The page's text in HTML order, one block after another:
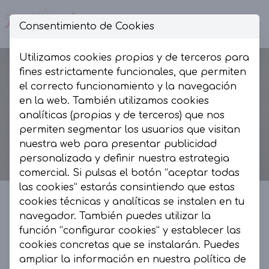
La Presumida by AR
La Presumida es un espacio de moda, muy
Consentimiento de Cookies
Utilizamos cookies propias y de terceros para
fines estrictamente funcionales, que permiten
el correcto funcionamiento y la navegación
en la web. También utilizamos cookies
analíticas (propias y de terceros) que nos
permiten segmentar los usuarios que visitan
nuestra web para presentar publicidad
personalizada y definir nuestra estrategia
comercial. Si pulsas el botón “aceptar todas
las cookies” estarás consintiendo que estas
cookies técnicas y analíticas se instalen en tu
navegador. También puedes utilizar la
función “configurar cookies” y establecer las
cookies concretas que se instalarán. Puedes
ampliar la información en nuestra política de